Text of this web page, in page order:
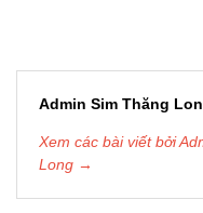
Admin Sim Thăng
Xem các bài viết bởi
Long →